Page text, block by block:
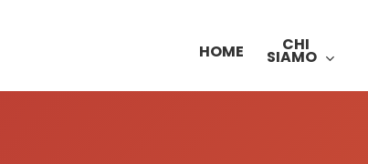
HOME CHI
SIAMO